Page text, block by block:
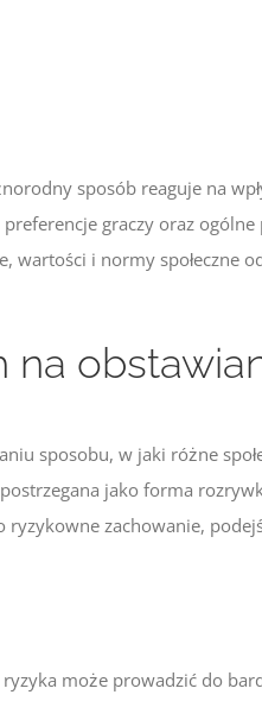
sposób reaguje na
graczy oraz
wartości i normy społeczne
na
sposobu, w jaki różne
jako forma
zachowanie,
może prowadzić do